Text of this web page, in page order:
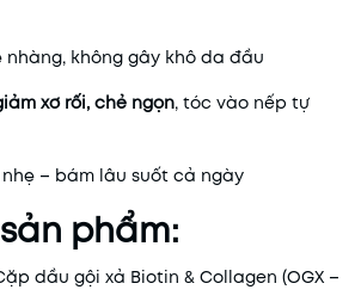
nhàng, không gây khô da đầu
xơ rối, chẻ ngọn, tóc vào nếp tự
– bám lâu suốt cả ngày
phẩm:
dầu gội xả Biotin & Collagen (OGX –